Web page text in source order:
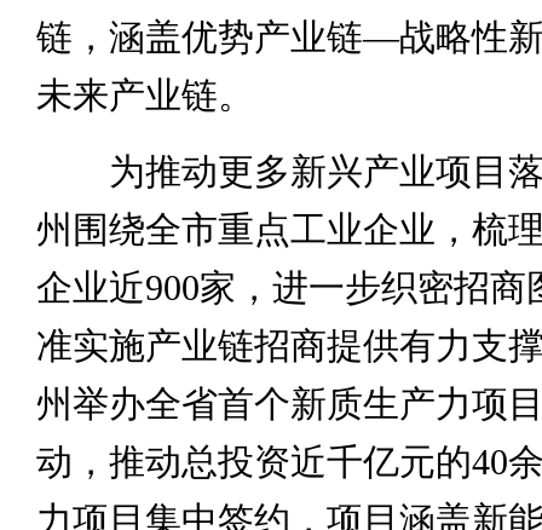
链，涵盖优势产业链—战略性
未来产业链。
为推动更多新兴产业项目落
州围绕全市重点工业企业，梳
企业近900家，进一步织密招商
准实施产业链招商提供有力支
州举办全省首个新质生产力项
动，推动总投资近千亿元的40
力项目集中签约，项目涵盖新